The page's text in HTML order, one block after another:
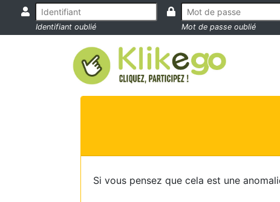
Identifiant oublié Mot de passe oublié
Si vous pensez que cela est une